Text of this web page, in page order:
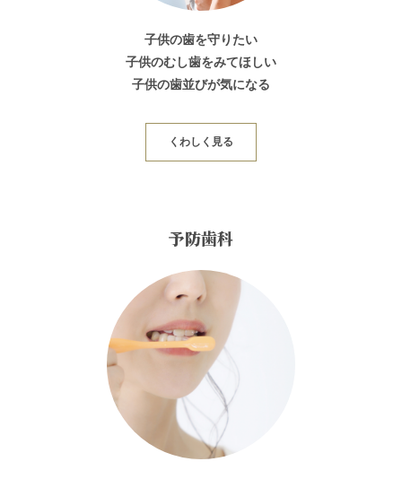
子供の歯を守りたい
子供のむし歯をみてほしい
子供の歯並びが気になる
くわしく見る
予防歯科